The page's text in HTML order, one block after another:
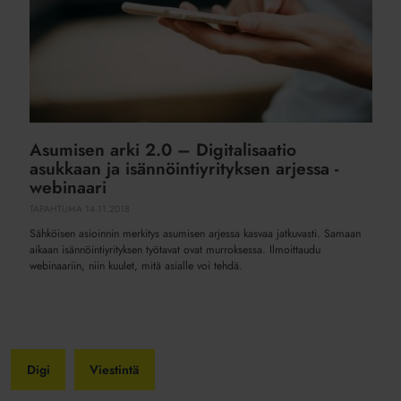
isännöintiyrityksen
webinaari
Asumisen arki 2.0 – Digitalisaatio
asukkaan ja isännöintiyrityksen arjessa -
webinaari
Sähköisen asioinnin merkitys asumisen arjessa kasvaa jatkuvasti. Samaan
aikaan isännöintiyrityksen työtavat ovat murroksessa. Ilmoittaudu
webinaariin, niin kuulet, mitä asialle voi tehdä.
Digi Viestintä